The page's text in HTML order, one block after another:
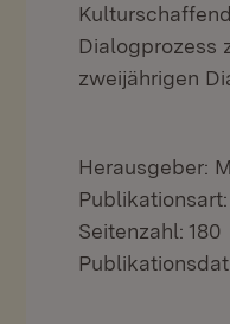
Dialogprozess
zweijährigen
Herausgeber:
Seitenzahl: 180